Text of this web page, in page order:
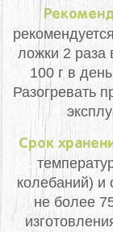
ложки 2 раза
100 г в
Разогревать
Срок
колебаний) и
не более